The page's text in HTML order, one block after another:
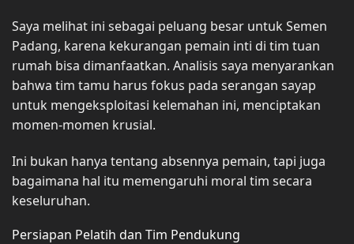
Saya melihat ini sebagai peluang besar untuk Semen
Padang, karena kekurangan pemain inti di tim tuan
rumah bisa dimanfaatkan. Analisis saya menyarankan
bahwa tim tamu harus fokus pada serangan sayap
untuk mengeksploitasi kelemahan ini, menciptakan
momen-momen krusial.
Ini bukan hanya tentang absennya pemain, tapi juga
bagaimana hal itu memengaruhi moral tim secara
keseluruhan.
Persiapan Pelatih dan Tim Pendukung